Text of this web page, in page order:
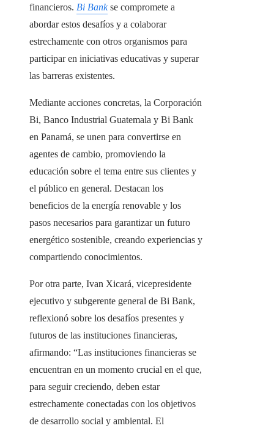
financieros. Bi Bankse compromete a
abordar estos desafíos y a colaborar
estrechamente con otros organismos para
participar en iniciativas educativas y superar
las barreras existentes.
Mediante acciones concretas, la Corporación
Bi, Banco Industrial Guatemala y Bi Bank
en Panamá, se unen para convertirse en
agentes de cambio, promoviendo la
educación sobre el tema entre sus clientes y
el público en general. Destacan los
beneficios de la energía renovable y los
pasos necesarios para garantizar un futuro
energético sostenible, creando experiencias y
compartiendo conocimientos.
Por otra parte, Ivan Xicará, vicepresidente
ejecutivo y subgerente general de Bi Bank,
reflexionó sobre los desafíos presentes y
futuros de las instituciones financieras,
afirmando: “Las instituciones financieras se
encuentran en un momento crucial en el que,
para seguir creciendo, deben estar
estrechamente conectadas con los objetivos
de desarrollo social y ambiental. El